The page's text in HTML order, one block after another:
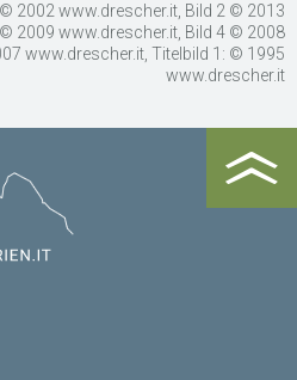
2002 www.drescher.it, Bild 2 © 2013
2009 www.drescher.it, Bild 4 © 2008
www.drescher.it, Titelbild 1: © 1995
www.drescher.it